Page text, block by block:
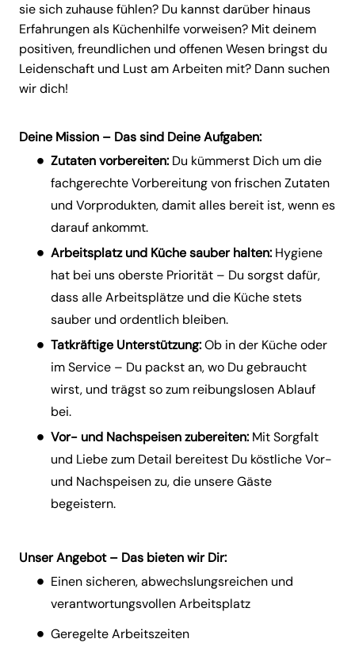
sie sich zuhause fühlen? Du kannst darüber hinaus
Erfahrungen als Küchenhilfe vorweisen? Mit deinem
positiven, freundlichen und offenen Wesen bringst du
Leidenschaft und Lust am Arbeiten mit? Dann suchen
wir dich!
Deine Mission – Das sind Deine Aufgaben:
Zutaten vorbereiten: Du kümmerst Dich um die
fachgerechte Vorbereitung von frischen Zutaten
und Vorprodukten, damit alles bereit ist, wenn es
darauf ankommt.
Arbeitsplatz und Küche sauber halten: Hygiene
hat bei uns oberste Priorität – Du sorgst dafür,
dass alle Arbeitsplätze und die Küche stets
sauber und ordentlich bleiben.
Tatkräftige Unterstützung:Ob in der Küche oder
im Service – Du packst an, wo Du gebraucht
wirst, und trägst so zum reibungslosen Ablauf
bei.
Vor- und Nachspeisen zubereiten: Mit Sorgfalt
und Liebe zum Detail bereitest Du köstliche Vor-
und Nachspeisen zu, die unsere Gäste
begeistern.
Unser Angebot – Das bieten wir Dir:
Einen sicheren, abwechslungsreichen und
verantwortungsvollen Arbeitsplatz
Geregelte Arbeitszeiten